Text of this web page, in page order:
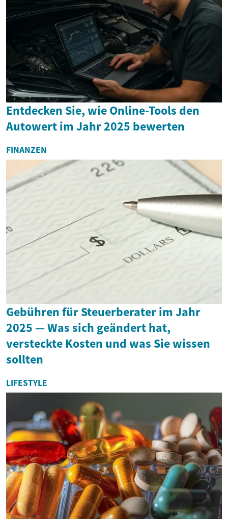
Entdecken Sie, wie Online-Tools den
Autowert im Jahr 2025 bewerten
FINANZEN
Gebühren für Steuerberater im Jahr
2025 — Was sich geändert hat,
versteckte Kosten und was Sie wissen
sollten
LIFESTYLE